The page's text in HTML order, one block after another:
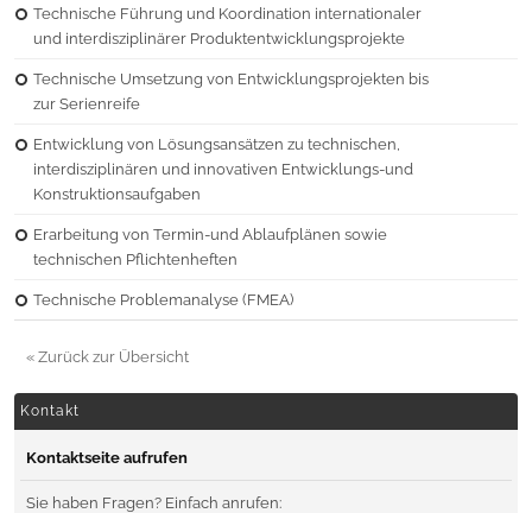
Technische Führung und Koordination internationaler
und interdisziplinärer Produktentwicklungsprojekte
Technische Umsetzung von Entwicklungsprojekten bis
zur Serienreife
Entwicklung von Lösungsansätzen zu technischen,
interdisziplinären und innovativen Entwicklungs-und
Konstruktionsaufgaben
Erarbeitung von Termin-und Ablaufplänen sowie
technischen Pflichtenheften
Technische Problemanalyse (FMEA)
« Zurück zur Übersicht
Kontakt
Kontaktseite aufrufen
Sie haben Fragen? Einfach anrufen: